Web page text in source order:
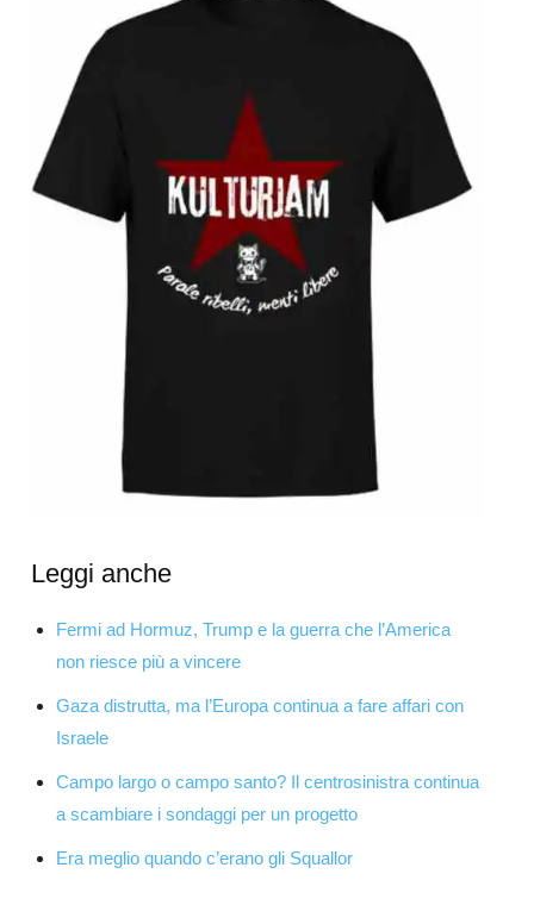
Leggi anche
Fermi ad Hormuz, Trump e la guerra che l’America
non riesce più a vincere
Gaza distrutta, ma l’Europa continua a fare affari con
Israele
Campo largo o campo santo? Il centrosinistra continua
a scambiare i sondaggi per un progetto
Era meglio quando c’erano gli Squallor